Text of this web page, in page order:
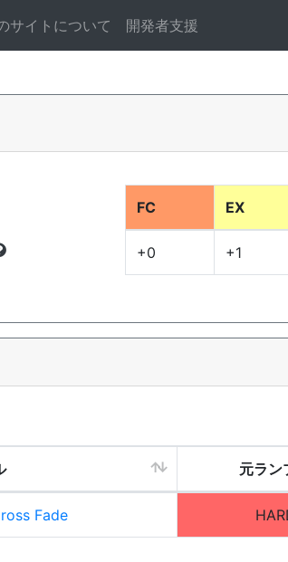
サイトについて 開発者支援
FC EX
+0 +1
元ラン
Fade